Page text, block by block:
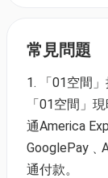
D. 球感與揮
適合任何
透過球感
立基礎技巧。
教練 -
常見問題
1. 「01空間
「01空間」
通America
通付款。